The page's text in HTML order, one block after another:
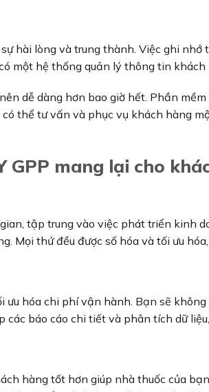
hài lòng và trung thành. Việc ghi
một hệ thống quản lý thông tin khách
dễ dàng hơn bao giờ hết. Phần
thể tư vấn và phục vụ khách hàng
GPP mang lại cho
tập trung vào việc phát triển kinh
Mọi thứ đều được số hóa và tối ưu
ưu hóa chi phí vận hành. Bạn sẽ
các báo cáo chi tiết và phân tích dữ
hàng tốt hơn giúp nhà thuốc của